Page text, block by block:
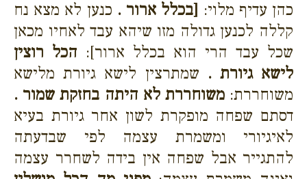
כהן עדיף מלוי: [בכלל ארור . כנען לא מצא נח
קללה לכנען גדולה מזו שיהא עבד לאחיו מכאן
שכל עבד הרי הוא בכלל ארור]: הכל רוצין
לישא גיורת . שמתרצין לישא גיורת מלישא
משוחררת:משוחררת לא היתה בחזקת שמור .
דסתם שפחה מופקרת לשון אחר גיורת בעיא
לאיגיורי ומשמרת עצמה לפי שבדעתה
להתגייר אבל שפחה אין בידה לשחרר עצמה